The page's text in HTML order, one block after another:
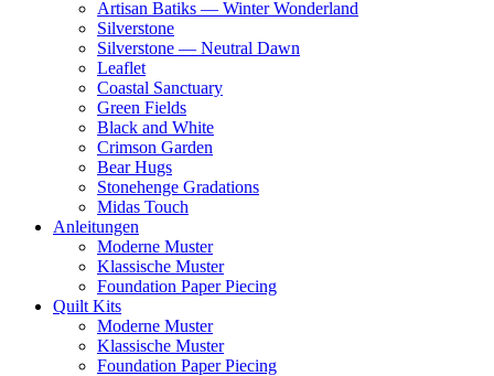
Artisan Batiks — Winter Wonderland
Silverstone
Silverstone — Neutral Dawn
Leaflet
Coastal Sanctuary
Green Fields
Black and White
Crimson Garden
Bear Hugs
Stonehenge Gradations
Midas Touch
Anleitungen
Moderne Muster
Klassische Muster
Foundation Paper Piecing
Quilt Kits
Moderne Muster
Klassische Muster
Foundation Paper Piecing